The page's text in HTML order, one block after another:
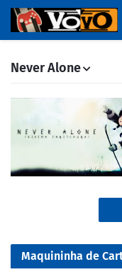
Never Alone
Maquininha de